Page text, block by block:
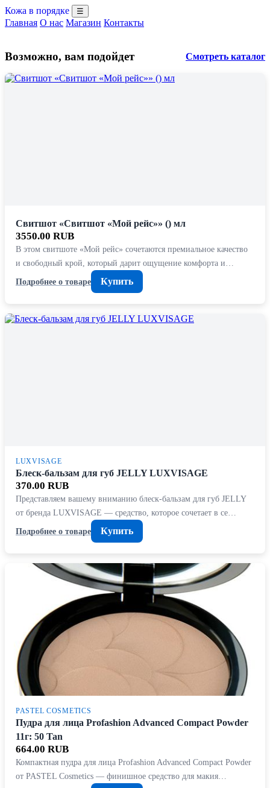
Кожа в порядке ☰
Главная О нас Магазин Контакты
Возможно, вам подойдет Смотреть каталог
Свитшот «Свитшот «Мой рейс»» () мл
3550.00 RUB
В этом свитшоте «Мой рейс» сочетаются премиальное качество
и свободный крой, который дарит ощущение комфорта и…
Подробнее о товаре
Купить
LUXVISAGE
Блеск-бальзам для губ JELLY LUXVISAGE
370.00 RUB
Представляем вашему вниманию блеск-бальзам для губ JELLY
от бренда LUXVISAGE — средство, которое сочетает в се…
Подробнее о товаре
Купить
PASTEL COSMETICS
Пудра для лица Profashion Advanced Compact Powder
11г: 50 Tan
664.00 RUB
Компактная пудра для лица Profashion Advanced Compact Powder
от PASTEL Cosmetics — финишное средство для макия…